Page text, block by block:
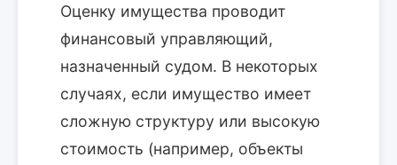
Оценку имущества проводит
финансовый управляющий,
назначенный судом. В некоторых
случаях, если имущество имеет
сложную структуру или высокую
стоимость (например, объекты